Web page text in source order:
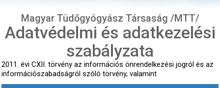
Magyar Tüdőgyógyász Társaság /MTT/
Adatvédelmi és adatkezelési
szabályzata
2011. évi CXII. törvény az információs önrendelkezési jogról és az
információszabadságról szóló törvény, valamint